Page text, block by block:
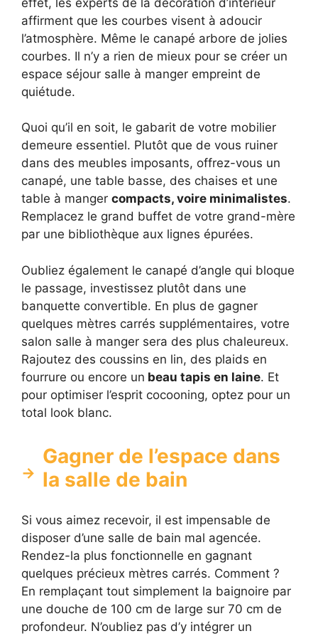
affirment que les courbes visent à adoucir
l’atmosphère. Même le canapé arbore de jolies
courbes. Il n’y a rien de mieux pour se créer un
espace séjour salle à manger empreint de
quiétude.
Quoi qu’il en soit, le gabarit de votre mobilier
demeure essentiel. Plutôt que de vous ruiner
dans des meubles imposants, offrez-vous un
canapé, une table basse, des chaises et une
table à manger compacts, voire minimalistes.
Remplacez le grand buffet de votre grand-mère
par une bibliothèque aux lignes épurées.
Oubliez également le canapé d’angle qui bloque
le passage, investissez plutôt dans une
banquette convertible. En plus de gagner
quelques mètres carrés supplémentaires, votre
salon salle à manger sera des plus chaleureux.
Rajoutez des coussins en lin, des plaids en
fourrure ou encore un beau tapis en laine. Et
pour optimiser l’esprit cocooning, optez pour un
total look blanc.
Gagner de l’espace dans
la salle de bain
Si vous aimez recevoir, il est impensable de
disposer d’une salle de bain mal agencée.
Rendez-la plus fonctionnelle en gagnant
quelques précieux mètres carrés. Comment ?
En remplaçant tout simplement la baignoire par
une douche de 100 cm de large sur 70 cm de
profondeur. N’oubliez pas d’y intégrer un